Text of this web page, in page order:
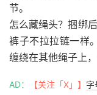
节。
怎么藏绳头？捆绑
裤子不拉拉链一样
缠绕在其他绳子上，
AD： 【关注「X」】 字